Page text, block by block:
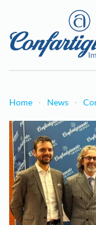
Passa al
Home News